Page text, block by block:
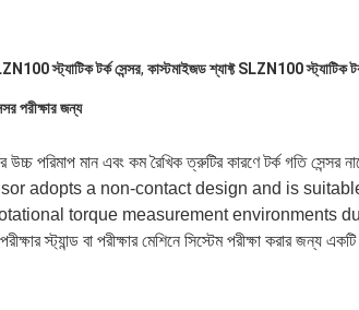
স্ট্যাটিক টর্ক সেন্সর, কাস্টমাইজড শ্যাফ্ট SLZN100 স্ট্যাটিক
পরীক্ষার জন্য
পরিমাপ মান এবং কম রৈখিক ত্রুটির কারণে টর্ক গতি সেন্সর
sensor adopts a non-contact design and is
torque measurement environments
বা পরীক্ষার মেশিনে সিস্টেম পরীক্ষা করার জন্য